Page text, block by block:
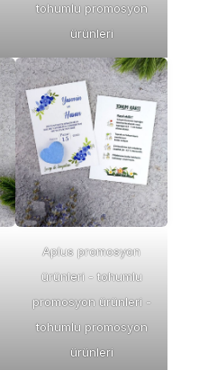
tohumlu promosyon
ürünleri
Aplus promosyon
ürünleri - tohumlu
promosyon ürünleri -
tohumlu promosyon
ürünleri